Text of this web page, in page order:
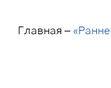
Главная –